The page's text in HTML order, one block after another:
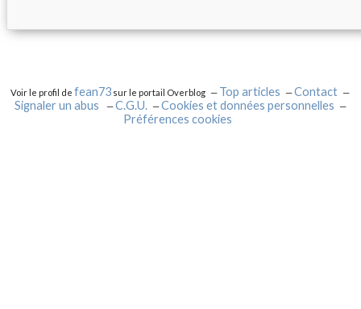
Voir le profil defean73 sur le portail Overblog Top articles
Contact
Signaler un abus
C.G.U.
Cookies et données personnelles
Préférences cookies